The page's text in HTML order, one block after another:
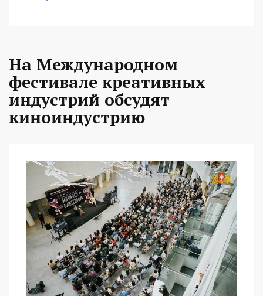
На Международном
фестивале креативных
индустрий обсудят
киноиндустрию